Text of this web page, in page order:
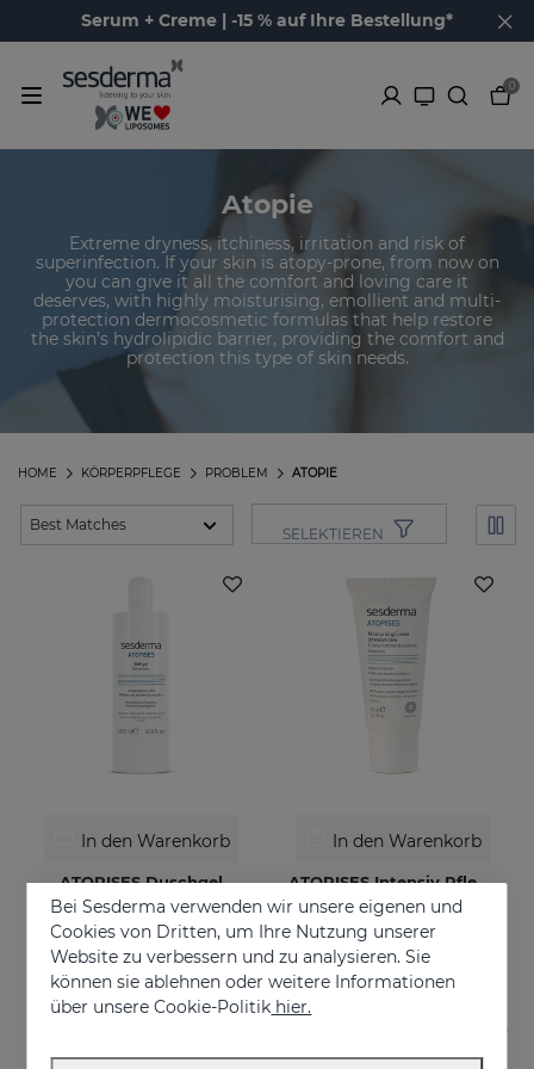
Serum + Creme | -15 % auf Ihre Bestellung*
0
Atopie
Extreme dryness, itchiness, irritation and risk of
superinfection. If your skin is atopy-prone, from now on
you can give it all the comfort and loving care it
deserves, with highly moisturising, emollient and multi-
protection dermocosmetic formulas that help restore
the skin’s hydrolipidic barrier, providing the comfort and
protection this type of skin needs.
ATOPIE
PROBLEM
KÖRPERPFLEGE
HOME
SELEKTIEREN
In den Warenkorb
ATOPISES Duschgel
Für zu Atopie neigende Haut
€ 12,95
In den Warenkorb
ATOPISES Intensiv Pflegende Feuchtigkeitscreme
Für zu Atopie neigende Haut
€ 26,95
Bei Sesderma verwenden wir unsere eigenen und
Cookies von Dritten, um Ihre Nutzung unserer
Website zu verbessern und zu analysieren. Sie
können sie ablehnen oder weitere Informationen
über unsere Cookie-Politik hier.